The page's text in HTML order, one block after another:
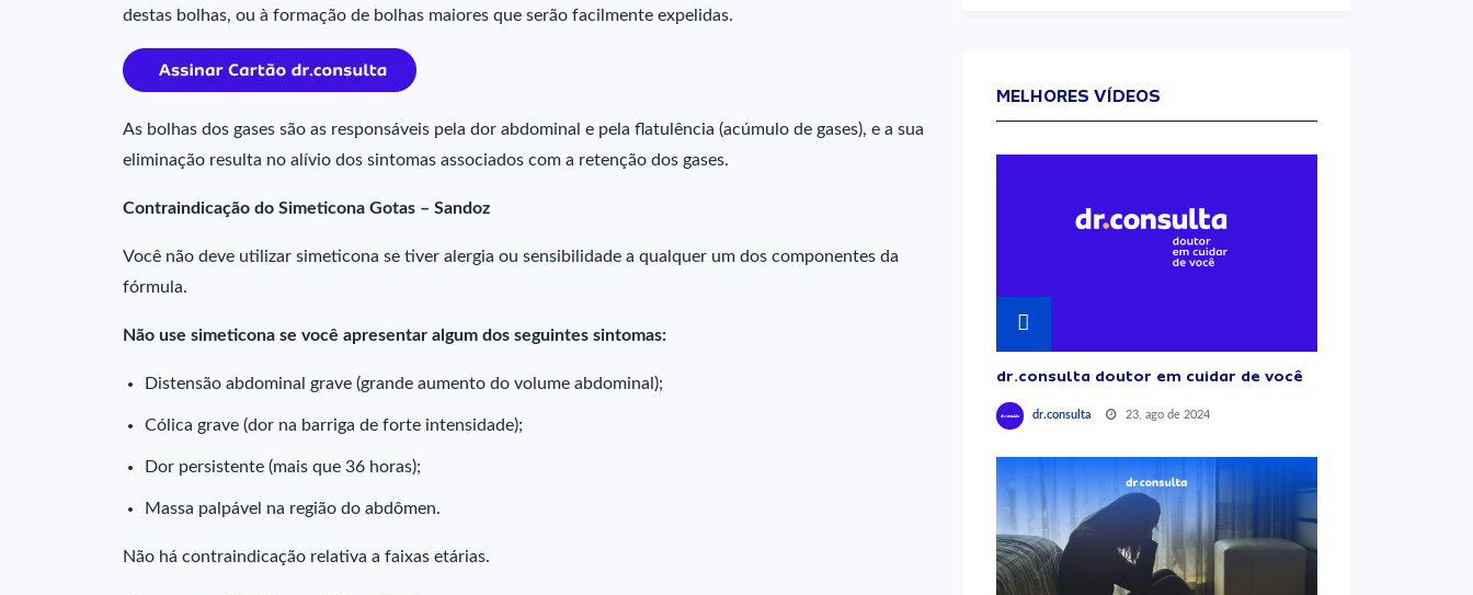
destas bolhas, ou à formação de bolhas maiores que serão facilmente expelidas.
As bolhas dos gases são as responsáveis pela dor abdominal e pela flatulência (acúmulo de gases), e a sua
eliminação resulta no alívio dos sintomas associados com a retenção dos gases.
Contraindicação do Simeticona Gotas – Sandoz
Você não deve utilizar simeticona se tiver alergia ou sensibilidade a qualquer um dos componentes da
fórmula.
Não use simeticona se você apresentar algum dos seguintes sintomas:
Distensão abdominal grave (grande aumento do volume abdominal);
Cólica grave (dor na barriga de forte intensidade);
Dor persistente (mais que 36 horas);
Massa palpável na região do abdômen.
Não há contraindicação relativa a faixas etárias.
MELHORES VÍDEOS
dr.consulta doutor em cuidar de você
dr.consulta 23, ago de 2024